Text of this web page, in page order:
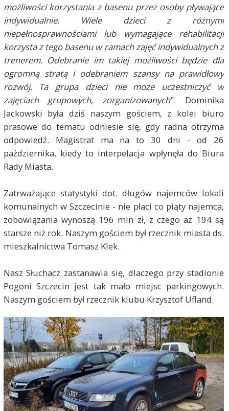
możliwości korzystania z basenu przez osoby pływające
indywidualnie. Wiele dzieci z różnymi
niepełnosprawnościami lub wymagające rehabilitacji
korzysta z tego basenu w ramach zajęć indywidualnych z
trenerem. Odebranie im takiej możliwości będzie dla
ogromną stratą i odebraniem szansy na prawidłowy
rozwój. Ta grupa dzieci nie może uczestniczyć w
zajęciach grupowych, zorganizowanych". Dominika
Jackowski była dziś naszym gościem, z kolei biuro
prasowe do tematu odniesie się, gdy radna otrzyma
odpowiedź. Magistrat ma na to 30 dni - od 26
października, kiedy to interpelacja wpłynęła do Biura
Rady Miasta.
Zatrważające statystyki dot. długów najemców lokali
komunalnych w Szczecinie - nie płaci co piąty najemca,
zobowiązania wynoszą 196 mln zł, z czego aż 194 są
starsze niż rok. Naszym gościem był rzecznik miasta ds.
mieszkalnictwa Tomasz Klek.
Nasz Słuchacz zastanawia się, dlaczego przy stadionie
Pogoni Szczecin jest tak mało miejsc parkingowych.
Naszym gościem był rzecznik klubu Krzysztof Ufland.